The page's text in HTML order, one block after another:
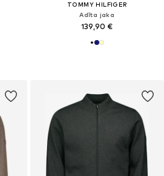
TOMMY HILFIGER
Adīta jaka
139,90 €